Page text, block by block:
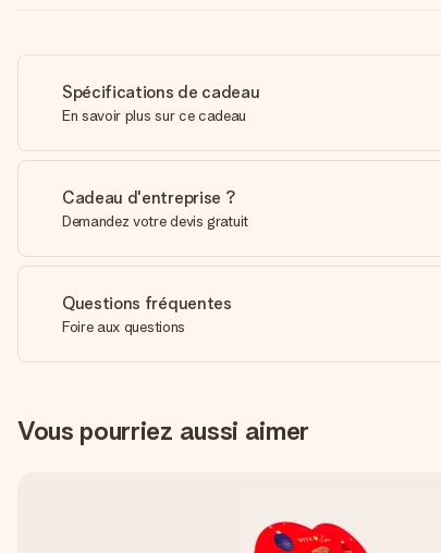
Spécifications de cadeau
En savoir plus sur ce cadeau
Cadeau d'entreprise ?
Demandez votre devis gratuit
Questions fréquentes
Foire aux questions
Vous pourriez aussi aimer